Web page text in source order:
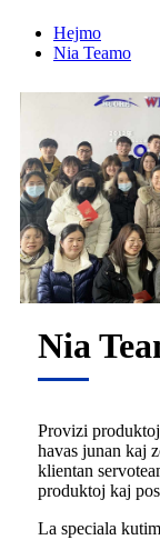
Hejmo
Nia Teamo
Nia
Provizi
havas junan kaj
klientan
produktoj kaj
La speciala